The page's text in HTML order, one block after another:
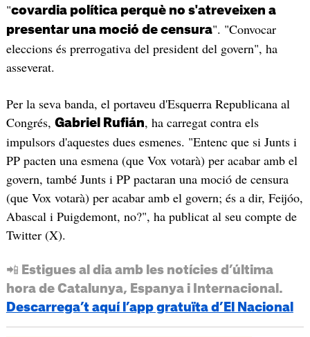
"covardia política perquè no s'atreveixen a
presentar una moció de censura". "Convocar
eleccions és prerrogativa del president del govern", ha
asseverat.
Per la seva banda, el portaveu d'Esquerra Republicana al
Congrés, Gabriel Rufián, ha carregat contra els
impulsors d'aquestes dues esmenes. "Entenc que si Junts i
PP pacten una esmena (que Vox votarà) per acabar amb el
govern, també Junts i PP pactaran una moció de censura
(que Vox votarà) per acabar amb el govern; és a dir, Feijóo,
Abascal i Puigdemont, no?", ha publicat al seu compte de
Twitter (X).
📲 Estigues al dia amb les notícies d’última
hora de Catalunya, Espanya i Internacional.
Descarrega’t aquí l’app gratuïta d’El Nacional